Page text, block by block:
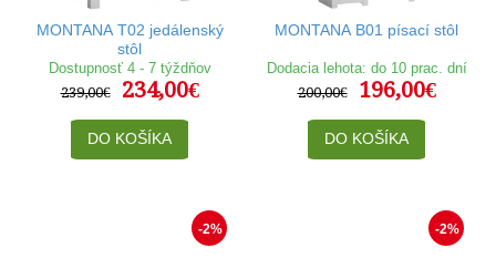
MONTANA T02 jedálenský
stôl
Dostupnosť 4 - 7 týždňov
239,00€
234,00€
DO KOŠÍKA
MONTANA B01 písací stôl
Dodacia lehota: do 10 prac. dní
200,00€
196,00€
DO KOŠÍKA
-2% -2%